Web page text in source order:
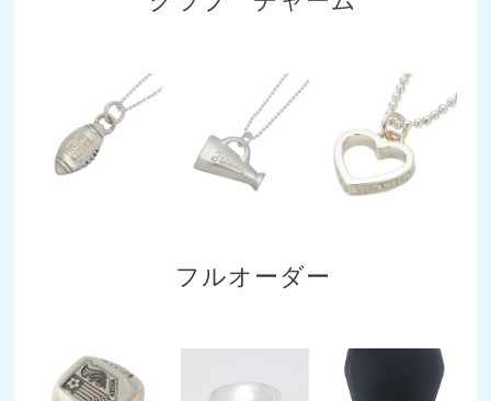
フルオーダー